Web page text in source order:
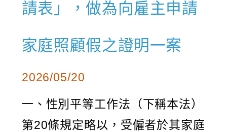
請表」，做為向雇主申請
家庭照顧假之證明一案
2026/05/20
一、性別平等工作法（下稱本法）
第20條規定略以，受僱者於其家庭